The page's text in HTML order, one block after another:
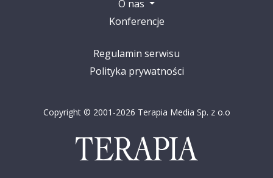
O nas
Konferencje
Regulamin serwisu
Polityka prywatności
Copyright © 2001-2026 Terapia Media Sp. z o.o